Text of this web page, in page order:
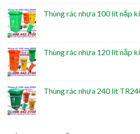
Thùng rác nhựa 100 lít nắp
Thùng rác nhựa 120 lít nắp
Thùng rác nhựa 240 lít